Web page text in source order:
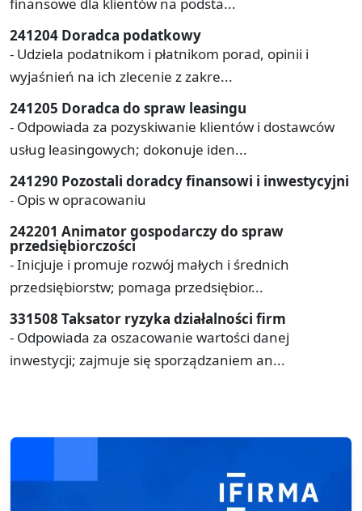
241204 Doradca podatkowy
- Udziela podatnikom i płatnikom porad, opinii i
wyjaśnień na ich zlecenie z zakre...
241205 Doradca do spraw leasingu
- Odpowiada za pozyskiwanie klientów i dostawców
usług leasingowych; dokonuje iden...
241290 Pozostali doradcy finansowi i inwestycyjni
- Opis w opracowaniu
242201 Animator gospodarczy do spraw
przedsiębiorczości
- Inicjuje i promuje rozwój małych i średnich
przedsiębiorstw; pomaga przedsiębior...
331508 Taksator ryzyka działalności firm
- Odpowiada za oszacowanie wartości danej
inwestycji; zajmuje się sporządzaniem an...